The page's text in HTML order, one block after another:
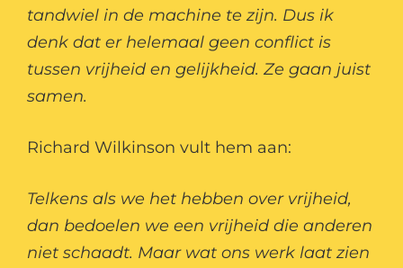
tandwiel in de machine te zijn. Dus ik
denk dat er helemaal geen conflict is
tussen vrijheid en gelijkheid. Ze gaan juist
samen.
Richard Wilkinson vult hem aan:
Telkens als we het hebben over vrijheid,
dan bedoelen we een vrijheid die anderen
niet schaadt. Maar wat ons werk laat zien